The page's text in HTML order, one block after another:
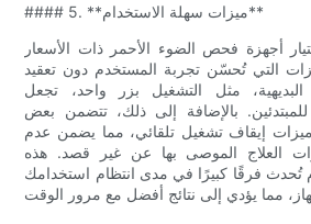
#### 5. **ميزات سهلة الاستخدام**
أجهزة فحص الضوء الأحمر ذات الأسعار
التي تُحسّن تجربة المستخدم دون تعقيد
البديهية، مثل التشغيل بزر واحد، تجعل
بالإضافة إلى ذلك، تتضمن بعض
ميزات إيقاف تشغيل تلقائي، مما يضمن عدم
العلاج الموصى بها عن غير قصد. هذه
تُحدث فرقًا كبيرًا في مدى انتظام استخدامك